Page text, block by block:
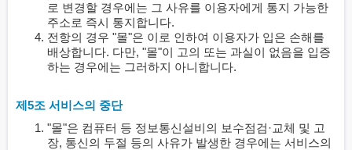
로 변경할 경우에는 그 사유를 이용자에게 통지 가능한
주소로 즉시 통지합니다.
전항의 경우 "몰"은 이로 인하여 이용자가 입은 손해를
배상합니다. 다만, "몰"이 고의 또는 과실이 없음을 입증
하는 경우에는 그러하지 아니합니다.
제5조 서비스의 중단
"몰"은 컴퓨터 등 정보통신설비의 보수점검·교체 및 고
장, 통신의 두절 등의 사유가 발생한 경우에는 서비스의